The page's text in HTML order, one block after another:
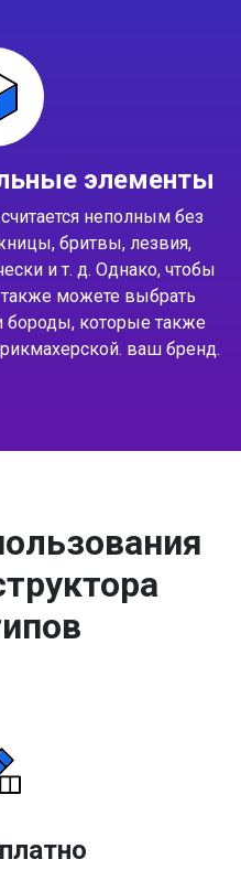
элементы
неполным без
бритвы, лезвия,
и т. д. Однако, чтобы
можете выбрать
бороды, которые также
ваш бренд.